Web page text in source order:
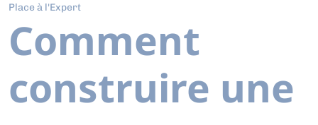
Place à l'Expert
Comment
construire une